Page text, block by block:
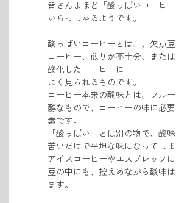
皆さんよほど「酸っぱいコーヒ
いらっしゃるようです。
酸っぱいコーヒーとは、、欠点
コーヒー、煎りが不十分、 または
酸化したコーヒーに
よく見られる ものです。
コーヒー本来の酸味とは、フル
醇なもので、 コーヒーの味に必
素です。
「酸っぱい」とは別の物で、酸味
苦いだけで平坦な味になってしま
アイスコーヒーやエスプレッソ
豆の中にも、控えめながら酸味
ます。